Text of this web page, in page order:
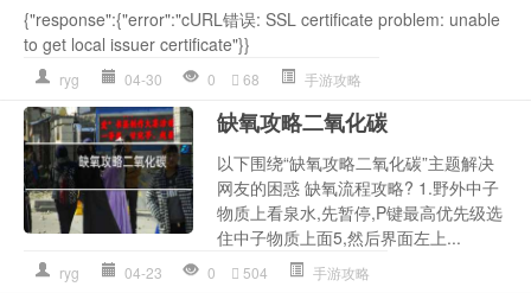
{"response":{"error":"cURL错误: SSL certificate problem: unable
to get local issuer certificate"}}
ryg 04-30 0 68 手游攻略
缺氧攻略二氧化碳
以下围绕“缺氧攻略二氧化碳”主题解决
网友的困惑 缺氧流程攻略? 1.野外中子
物质上看泉水,先暂停,P键最高优先级选
住中子物质上面5,然后界面左上...
ryg 04-23 0 504 手游攻略